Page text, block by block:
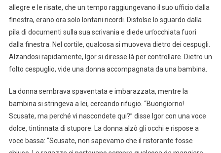
allegre e le risate, che un tempo raggiungevano il suo ufficio dalla
finestra, erano ora solo lontani ricordi. Distolse lo sguardo dalla
pila di documenti sulla sua scrivania e diede un’occhiata fuori
dalla finestra. Nel cortile, qualcosa si muoveva dietro dei cespugli.
Alzandosi rapidamente, Igor si diresse là per controllare. Dietro un
folto cespuglio, vide una donna accompagnata da una bambina.
La donna sembrava spaventata e imbarazzata, mentre la
bambina si stringeva a lei, cercando rifugio. “Buongiorno!
Scusate, ma perché vi nascondete qui?” disse Igor con una voce
dolce, tintinnata di stupore. La donna alzò gli occhi e rispose a
voce bassa: “Scusate, non sapevamo che il ristorante fosse